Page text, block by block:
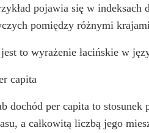
pojawia się w
pomiędzy różnymi
to wyrażenie łacińskie w
capita
dochód per capita to
a całkowitą liczbą jego